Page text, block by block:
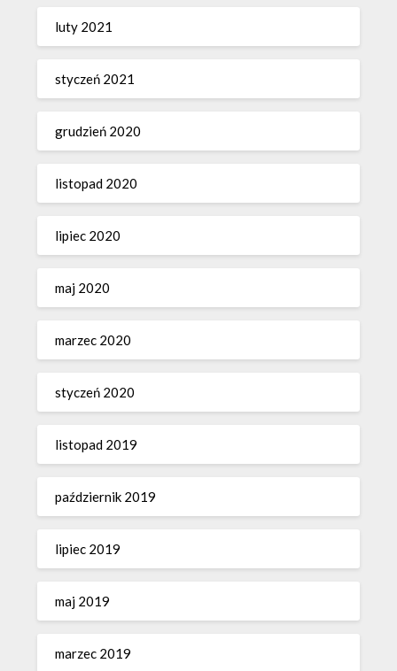
luty 2021
styczeń 2021
grudzień 2020
listopad 2020
lipiec 2020
maj 2020
marzec 2020
styczeń 2020
listopad 2019
październik 2019
lipiec 2019
maj 2019
marzec 2019